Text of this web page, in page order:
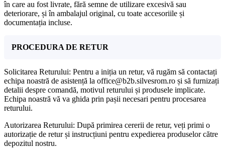
în care au fost livrate, fără semne de utilizare excesivă sau
deteriorare, și în ambalajul original, cu toate accesoriile și
documentația incluse.
PROCEDURA DE RETUR
Solicitarea Returului: Pentru a iniția un retur, vă rugăm să contactați
echipa noastră de asistență la office@b2b.silvesrom.ro și să furnizați
detalii despre comandă, motivul returului și produsele implicate.
Echipa noastră vă va ghida prin pașii necesari pentru procesarea
returului.
Autorizarea Returului: După primirea cererii de retur, veți primi o
autorizație de retur și instrucțiuni pentru expedierea produselor către
depozitul nostru.